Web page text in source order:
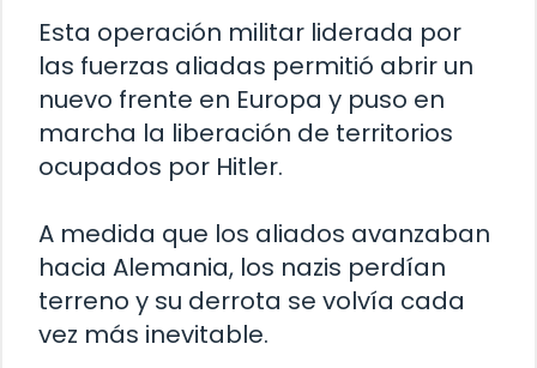
Esta operación militar liderada por
las fuerzas aliadas permitió abrir un
nuevo frente en Europa y puso en
marcha la liberación de territorios
ocupados por Hitler.
A medida que los aliados avanzaban
hacia Alemania, los nazis perdían
terreno y su derrota se volvía cada
vez más inevitable.